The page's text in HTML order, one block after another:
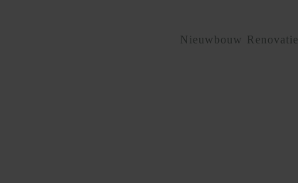
Nieuwbouw Renovatie